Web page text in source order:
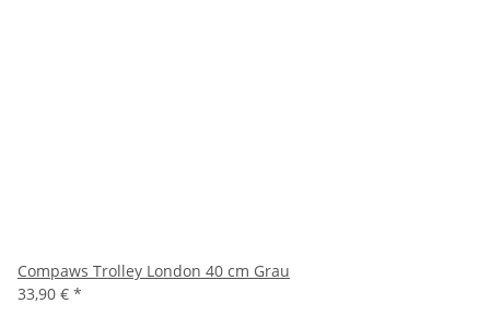
Compaws Trolley London 40 cm Grau
33,90 € *